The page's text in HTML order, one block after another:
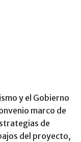
y el Gobierno
marco de
de
del proyecto,